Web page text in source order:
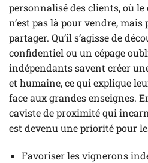
personnalisé des clients, où
n’est pas là pour vendre,
partager. Qu’il s’agisse de
confidentiel ou un cépage
indépendants savent créer
et humaine, ce qui explique
face aux grandes enseignes.
caviste de proximité qui
est devenu une priorité pour
Favoriser les vignerons